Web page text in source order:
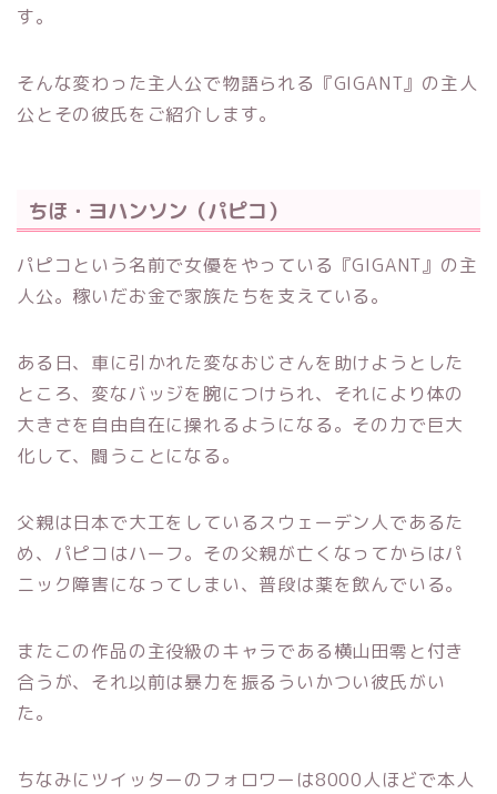
す。
そんな変わった主人公で物語られる『GIGANT』の主人
公とその彼氏をご紹介します。
ちほ・ヨハンソン（パピコ）
パピコという名前で女優をやっている『GIGANT』の主
人公。稼いだお金で家族たちを支えている。
ある日、車に引かれた変なおじさんを助けようとした
ところ、変なバッジを腕につけられ、それにより体の
大きさを自由自在に操れるようになる。その力で巨大
化して、闘うことになる。
父親は日本で大工をしているスウェーデン人であるた
め、パピコはハーフ。その父親が亡くなってからはパ
ニック障害になってしまい、普段は薬を飲んでいる。
またこの作品の主役級のキャラである横山田零と付き
合うが、それ以前は暴力を振るういかつい彼氏がい
た。
ちなみにツイッターのフォロワーは8000人ほどで本人